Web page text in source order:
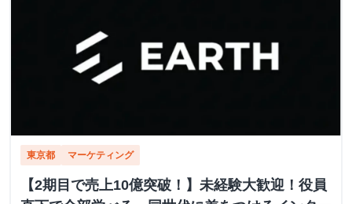
東京都 マーケティング
【2期目で売上10億突破！】未経験大歓迎！役員